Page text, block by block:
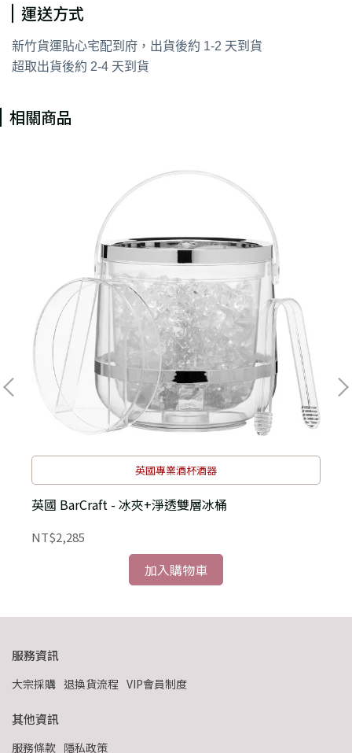
運送方式
新竹貨運貼心宅配到府，出貨後約 1-2 天到貨
超取出貨後約 2-4 天到貨
相關商品
英國專業酒杯酒器
英國 BarCraft - 冰夾+淨透雙層冰桶
NT$2,285
加入購物車
服務資訊
大宗採購 退換貨流程 VIP會員制度
其他資訊
服務條款 隱私政策